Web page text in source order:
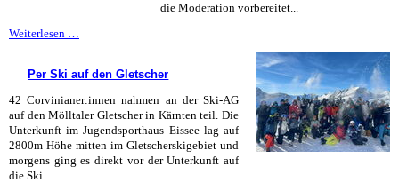
die Moderation vorbereitet...
Weiterlesen …
Per Ski auf den Gletscher
42 Corvinianer:innen nahmen an der Ski-AG
auf den Mölltaler Gletscher in Kärnten teil. Die
Unterkunft im Jugendsporthaus Eissee lag auf
2800m Höhe mitten im Gletscherskigebiet und
morgens ging es direkt vor der Unterkunft auf
die Ski...